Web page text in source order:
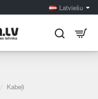
Latviešu
Kabeļi